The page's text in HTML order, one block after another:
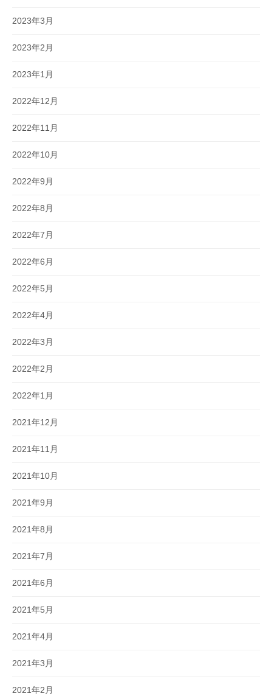
2023年3月
2023年2月
2023年1月
2022年12月
2022年11月
2022年10月
2022年9月
2022年8月
2022年7月
2022年6月
2022年5月
2022年4月
2022年3月
2022年2月
2022年1月
2021年12月
2021年11月
2021年10月
2021年9月
2021年8月
2021年7月
2021年6月
2021年5月
2021年4月
2021年3月
2021年2月